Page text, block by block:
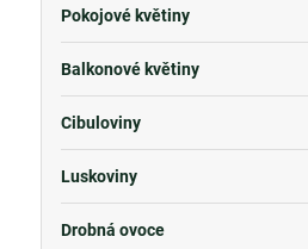
Pokojové květiny
Balkonové květiny
Cibuloviny
Luskoviny
Drobná ovoce